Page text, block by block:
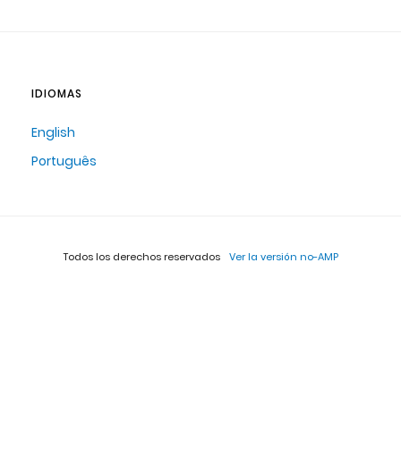
IDIOMAS
English
Português
Todos los derechos reservados Ver la versión no-AMP